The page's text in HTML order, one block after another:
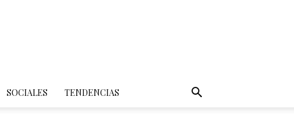
SOCIALES TENDENCIAS